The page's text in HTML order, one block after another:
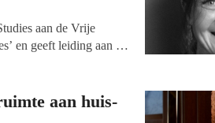
aan de Vrije
en geeft leiding aan de
nieuwe leerstoel wordt
aan huis-